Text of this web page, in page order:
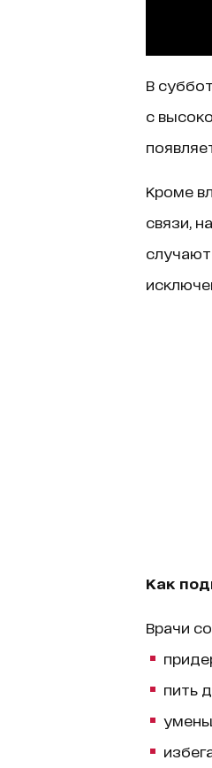
В
с
Кроме
связи,
Как
Врачи
пить